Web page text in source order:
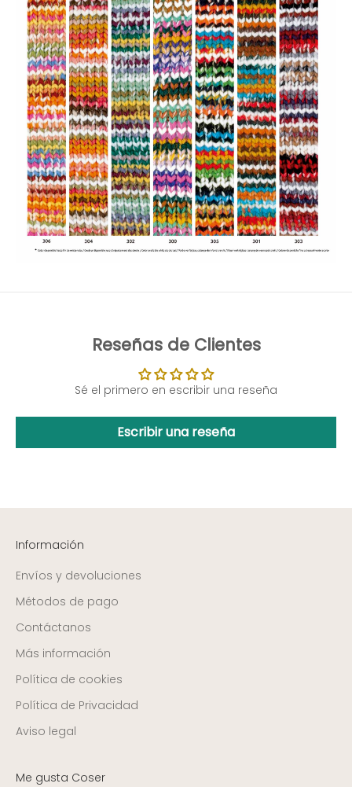
Reseñas de Clientes
Sé el primero en escribir una reseña
Escribir una reseña
Información
Envíos y devoluciones
Métodos de pago
Contáctanos
Más información
Política de cookies
Política de Privacidad
Aviso legal
Me gusta Coser